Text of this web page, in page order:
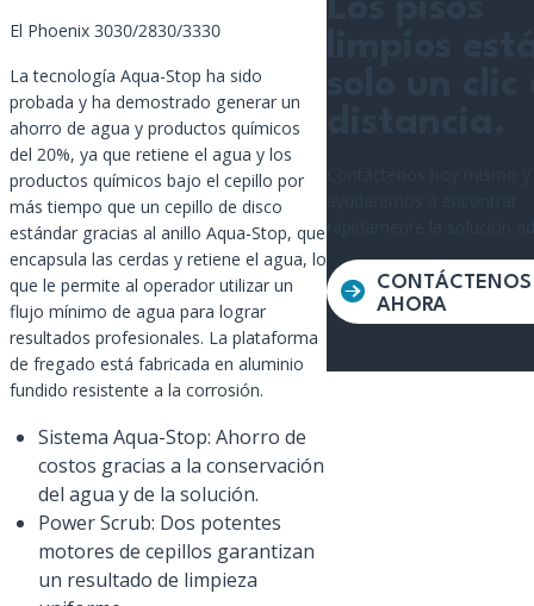
El Phoenix 3030/2830/3330
La tecnología Aqua-Stop ha sido
probada y ha demostrado generar un
ahorro de agua y productos químicos
del 20%, ya que retiene el agua y los
productos químicos bajo el cepillo por
más tiempo que un cepillo de disco
estándar gracias al anillo Aqua-Stop, que
encapsula las cerdas y retiene el agua, lo
que le permite al operador utilizar un
flujo mínimo de agua para lograr
resultados profesionales. La plataforma
de fregado está fabricada en aluminio
fundido resistente a la corrosión.
Sistema Aqua-Stop: Ahorro de
costos gracias a la conservación
del agua y de la solución.
Power Scrub: Dos potentes
motores de cepillos garantizan
un resultado de limpieza
CONTÁCTENOS
AHORA